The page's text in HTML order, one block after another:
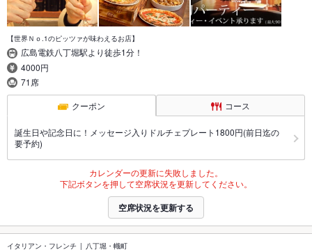
【世界Ｎｏ.1のピッツァが味わえるお店】
広島電鉄八丁堀駅より徒歩1分！
4000円
71席
クーポン コース
誕生日や記念日に！メッセージ入りドルチェプレート1800円(前日迄の
要予約)
カレンダーの更新に失敗しました。
下記ボタンを押して空席状況を更新してください。
空席状況を更新する
イタリアン・フレンチ 八丁堀・幟町